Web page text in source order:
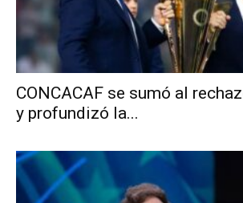
CONCACAF se sumó al
y profundizó la...